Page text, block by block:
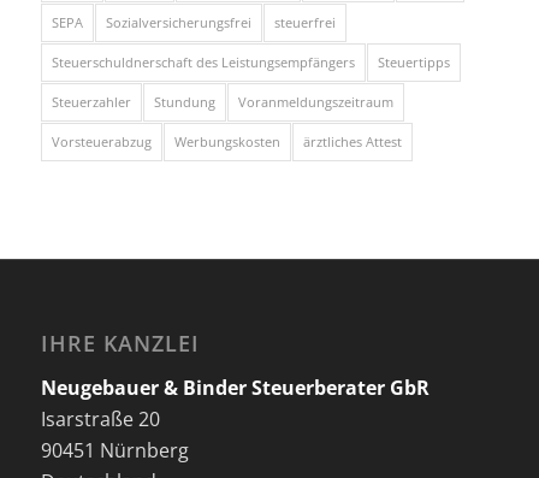
SEPA Sozialversicherungsfrei steuerfrei
Steuerschuldnerschaft des Leistungsempfängers Steuertipps
Steuerzahler Stundung Voranmeldungszeitraum
Vorsteuerabzug Werbungskosten ärztliches Attest
IHRE KANZLEI
Neugebauer & Binder Steuerberater GbR
Isarstraße 20
90451 Nürnberg